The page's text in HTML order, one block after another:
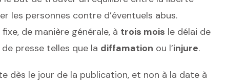
les personnes contre d’éventuels abus.
de manière générale, à trois mois le délai de
presse telles que la diffamation ou l’injure.
dès le jour de la publication, et non à la date à